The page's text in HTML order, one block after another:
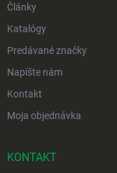
Články
Katalógy
Predávané značky
Napíšte nám
Kontakt
Moja objednávka
KONTAKT